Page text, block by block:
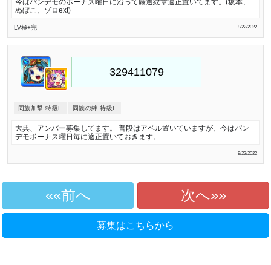
今はパンデモのボーナス曜日に沿って厳選紋章適正置いてます。(坂本、
ぬぼこ、ゾロext)
LV極+完 9/22/2022
同族加撃 特級L 同族の絆 特級L
大典、アンバー募集してます。 普段はアベル置いていますが、今はパン
デモボーナス曜日毎に適正置いておきます。
9/22/2022
«前へ 次へ»
募集はこちらから